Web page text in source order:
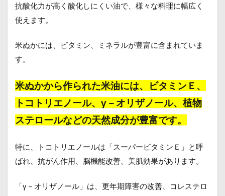
抗酸化力が高く酸化しにくい油で、様々な料理に幅広く
使えます。
米ぬかには、ビタミン、ミネラルが豊富に含まれていま
す。
米ぬかから作られた米油には、ビタミンＥ、
トコトリエノール、γ－オリザノール、植物
ステロールなどの天然成分が豊富です。
特に、トコトリエノールは「スーパービタミンＥ」と呼
ばれ、抗がん作用、脳機能改善、美肌効果があります。
「γ－オリザノール」は、更年期障害の改善、コレステロ